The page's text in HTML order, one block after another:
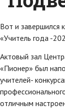
Вот и завершился
«Учитель года -
Актовый зал
«Пионер» был
учителей-
отличным